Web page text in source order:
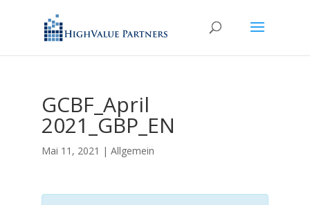
GCBF_April
2021_GBP_EN
Mai 11, 2021 | Allgemein